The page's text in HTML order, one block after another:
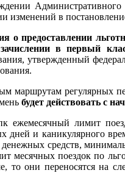
Административного
изменений в
о предоставлении
в первый
утвержденный
маршрутам регулярных
будет действовать с
лимит
дней и каникулярного
средств,
месячных поездок по
то они переносятся на